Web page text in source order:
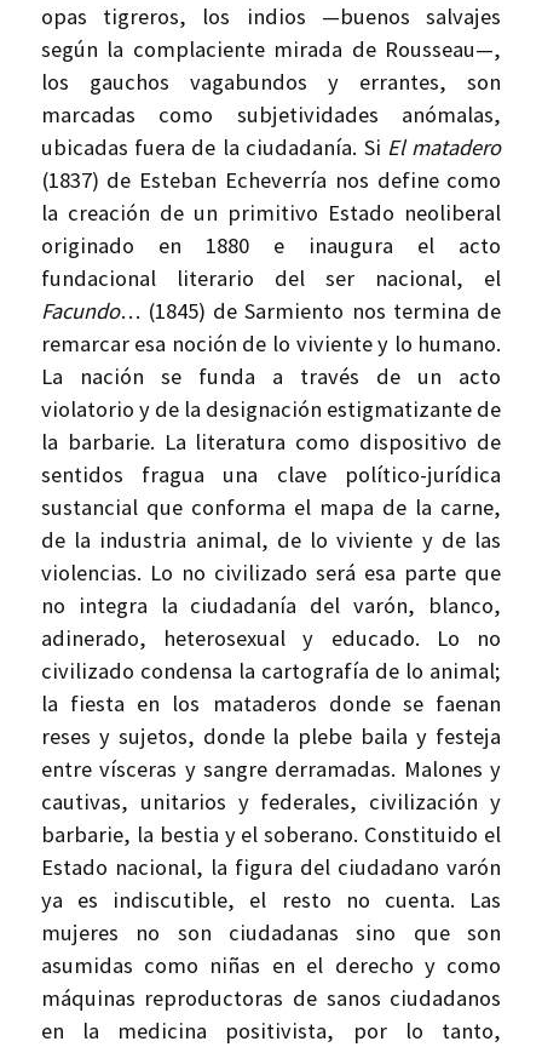
opas tigreros, los indios —buenos salvajes
según la complaciente mirada de Rousseau—,
los gauchos vagabundos y errantes, son
marcadas como subjetividades anómalas,
ubicadas fuera de la ciudadanía. Si El matadero
(1837) de Esteban Echeverría nos define como
la creación de un primitivo Estado neoliberal
originado en 1880 e inaugura el acto
fundacional literario del ser nacional, el
Facundo… (1845) de Sarmiento nos termina de
remarcar esa noción de lo viviente y lo humano.
La nación se funda a través de un acto
violatorio y de la designación estigmatizante de
la barbarie. La literatura como dispositivo de
sentidos fragua una clave político-jurídica
sustancial que conforma el mapa de la carne,
de la industria animal, de lo viviente y de las
violencias. Lo no civilizado será esa parte que
no integra la ciudadanía del varón, blanco,
adinerado, heterosexual y educado. Lo no
civilizado condensa la cartografía de lo animal;
la fiesta en los mataderos donde se faenan
reses y sujetos, donde la plebe baila y festeja
entre vísceras y sangre derramadas. Malones y
cautivas, unitarios y federales, civilización y
barbarie, la bestia y el soberano. Constituido el
Estado nacional, la figura del ciudadano varón
ya es indiscutible, el resto no cuenta. Las
mujeres no son ciudadanas sino que son
asumidas como niñas en el derecho y como
máquinas reproductoras de sanos ciudadanos
en la medicina positivista, por lo tanto,